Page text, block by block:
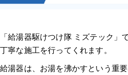
「給湯器駆けつけ隊 ミズテック」
丁寧な施工を行ってくれます。
給湯器は、お湯を沸かすという重